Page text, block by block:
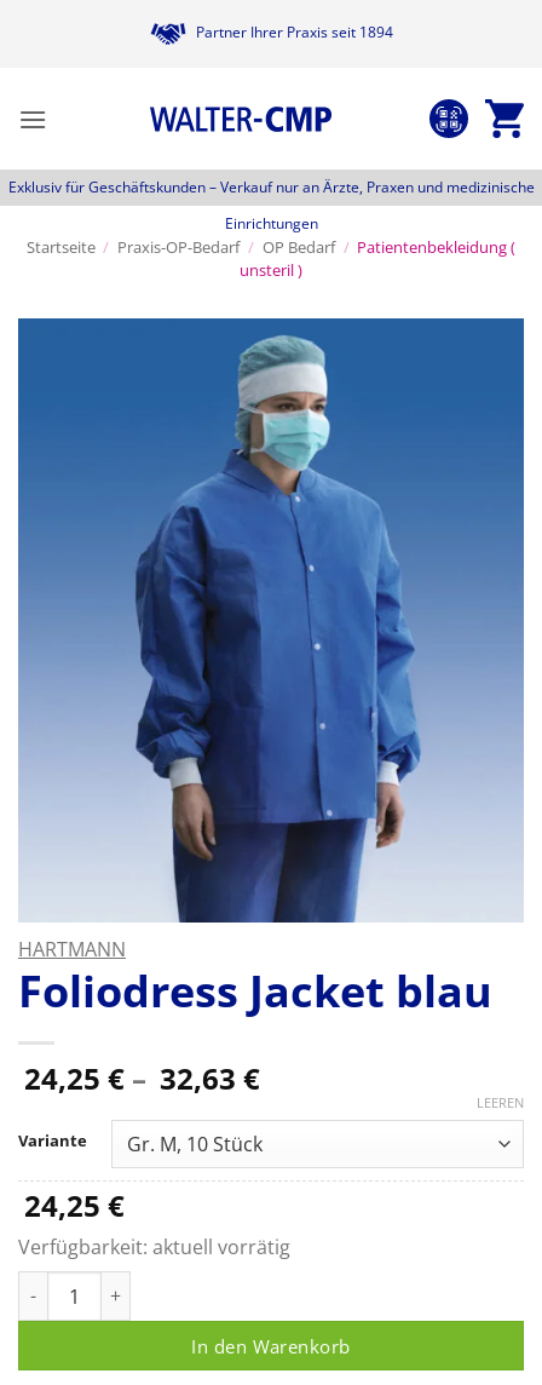
Partner Ihrer Praxis seit 1894
Exklusiv für Geschäftskunden –Verkauf nur an Ärzte, Praxen und medizinische
Einrichtungen
Startseite / Praxis-OP-Bedarf / OP Bedarf / Patientenbekleidung (
unsteril )
HARTMANN
Foliodress Jacket blau
24,25 € – 32,63 €Preisspanne:
bis
32,63 €
Variante
LEEREN
24,25 €
Verfügbarkeit: aktuell vorrätig
In den Warenkorb